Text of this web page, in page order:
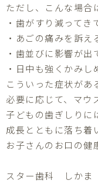
ただし、こんな場合
・歯がすり減ってき
・あごの痛みを訴え
・歯並びに影響が出
・日中も強くかみし
こういった症状があ
必要に応じて、マウ
子どもの歯ぎしりに
成長とともに落ち着
お子さんのお口の健
スター歯科 しかま